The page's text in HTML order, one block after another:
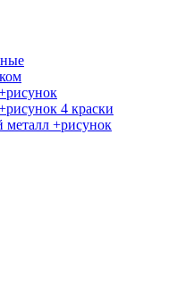
4 краски
+рисунок